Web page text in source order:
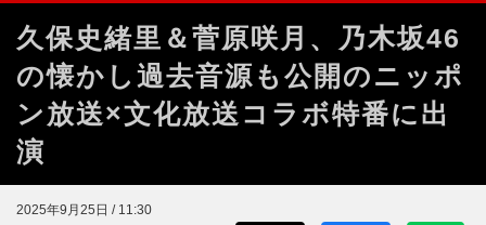
久保史緒里＆菅原咲月、乃木坂46
の懐かし過去音源も公開のニッポ
ン放送×文化放送コラボ特番に出
演
2025年9月25日 / 11:30